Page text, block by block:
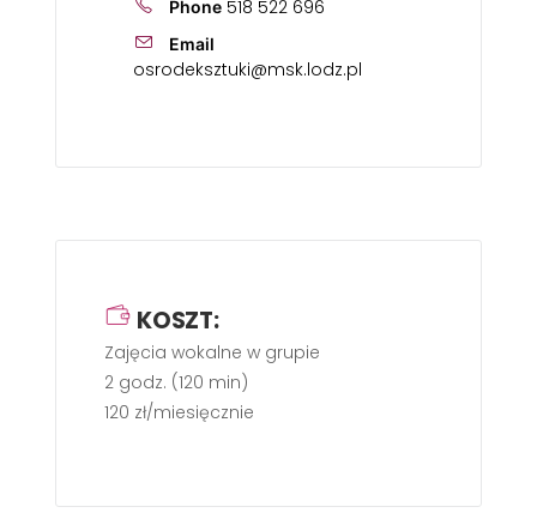
Phone 518 522 696
Email
osrodeksztuki@msk.lodz.pl
KOSZT:
Zajęcia wokalne w grupie
2 godz. (120 min)
120 zł/miesięcznie